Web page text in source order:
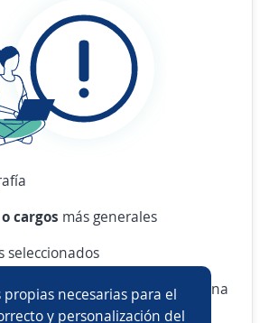
propias necesarias para el
y personalización del
cargos más generales
seleccionados
y te avisamos cuando haya una